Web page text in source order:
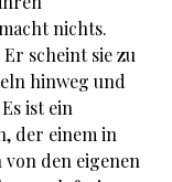
nichts.
scheint sie zu
hinweg und
ist ein
der einem in
den eigenen